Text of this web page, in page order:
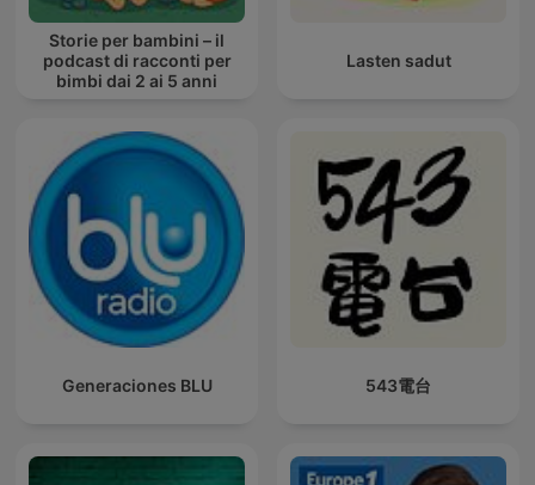
Storie per bambini – il
podcast di racconti per
bimbi dai 2 ai 5 anni
Lasten sadut
Generaciones BLU 543電台